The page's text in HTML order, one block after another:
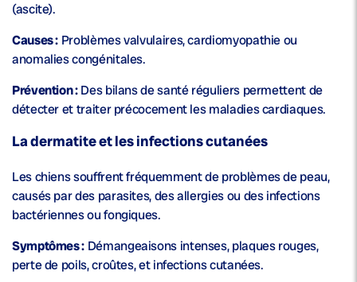
(ascite).
Causes : Problèmes valvulaires, cardiomyopathie ou
anomalies congénitales.
Prévention :Des bilans de santé réguliers permettent de
détecter et traiter précocement les maladies cardiaques.
La dermatite et les infections cutanées
Les chiens souffrent fréquemment de problèmes de peau,
causés par des parasites, des allergies ou des infections
bactériennes ou fongiques.
Symptômes : Démangeaisons intenses, plaques rouges,
perte de poils, croûtes, et infections cutanées.